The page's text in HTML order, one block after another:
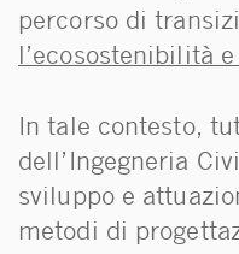
percorso di
l’ecosostenibilità
In tale contesto,
dell’Ingegneria
sviluppo e
metodi di